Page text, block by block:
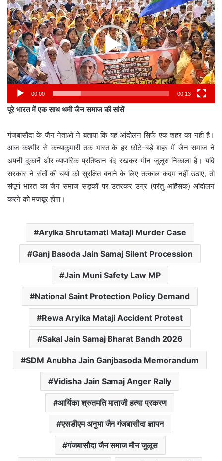
Player
00:00 00:13
पूरे भारत में एक साथ थमी जैन समाज की सांसें
गंजबासौदा के जैन नेताओं ने बताया कि यह आंदोलन सिर्फ एक शहर का नहीं है।
आज कश्मीर से कन्याकुमारी तक भारत के हर छोटे-बड़े शहर में जैन समाज ने
अपनी दुकानें और व्यापारिक प्रतिष्ठान बंद रखकर मौन जुलूस निकाला है। यदि
सरकार ने संतों की चर्या को सुरक्षित बनाने के लिए तत्काल कदम नहीं उठाए, तो
संपूर्ण भारत का जैन समाज सड़कों पर उतरकर उग्र (परंतु अहिंसक) आंदोलन
करने को मजबूर होगा।
Aryika Shrutamati Mataji Murder Case
Ganj Basoda Jain Samaj Silent Procession
Jain Muni Safety Law MP
National Saint Protection Policy Demand
Rewa Aryika Mataji Accident Protest
Sakal Jain Samaj Bharat Bandh 2026
SDM Anubha Jain Ganjbasoda Memorandum
Vidisha Jain Samaj Anger Rally
आर्यिका श्रुतमति माताजी हत्या प्रकरण
एसडीएम अनुभा जैन गंजबासौदा ज्ञापन
गंजबासौदा जैन समाज मौन जुलूस